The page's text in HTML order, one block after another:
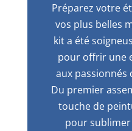
Préparez votre
vos plus belles
kit a été
pour offrir une
aux passionnés
Du premier
touche de
pour